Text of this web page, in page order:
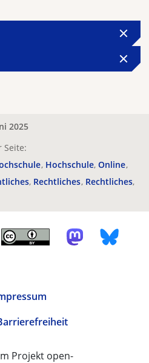
2025
Seite:
Hochschule Online
Rechtliches Rechtliches
Projekt open-